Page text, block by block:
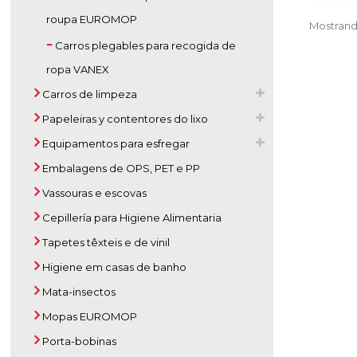
roupa EUROMOP
Carros plegables para recogida de
ropa VANEX
Carros de limpeza
Papeleiras y contentores do lixo
Equipamentos para esfregar
Embalagens de OPS, PET e PP
Vassouras e escovas
Cepillería para Higiene Alimentaria
Tapetes têxteis e de vinil
Higiene em casas de banho
Mata-insectos
Mopas EUROMOP
Porta-bobinas